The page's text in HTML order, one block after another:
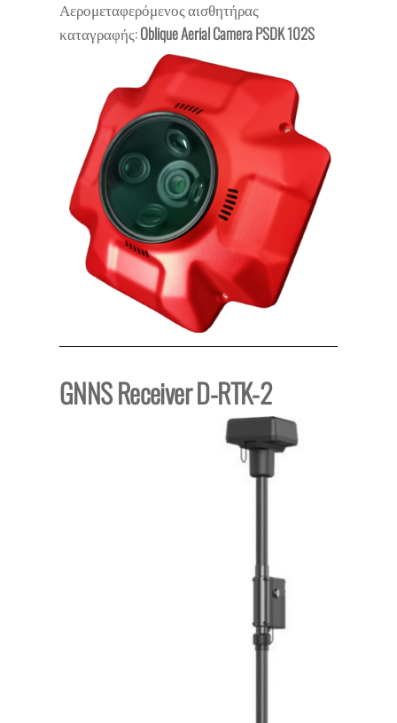
Αερομεταφερόμενος αισθητήρας
καταγραφής:Oblique Aerial Camera PSDK 102S
GNNS Receiver D-RTK-2